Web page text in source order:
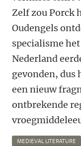
Zelf zou Porck
Oudengels
specialisme
Nederland
gevonden, dus
een nieuw
ontbrekende
MEDIEVAL LITERATURE